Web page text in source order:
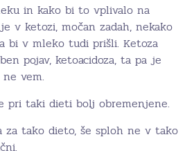
in kako bi to vplivalo na
v ketozi, močan zadah, nekako
bi v mleko tudi prišli. Ketoza
pojav, ketoacidoza, ta pa je
vem.
pri taki dieti bolj obremenjene.
za tako dieto, še sploh ne v tako